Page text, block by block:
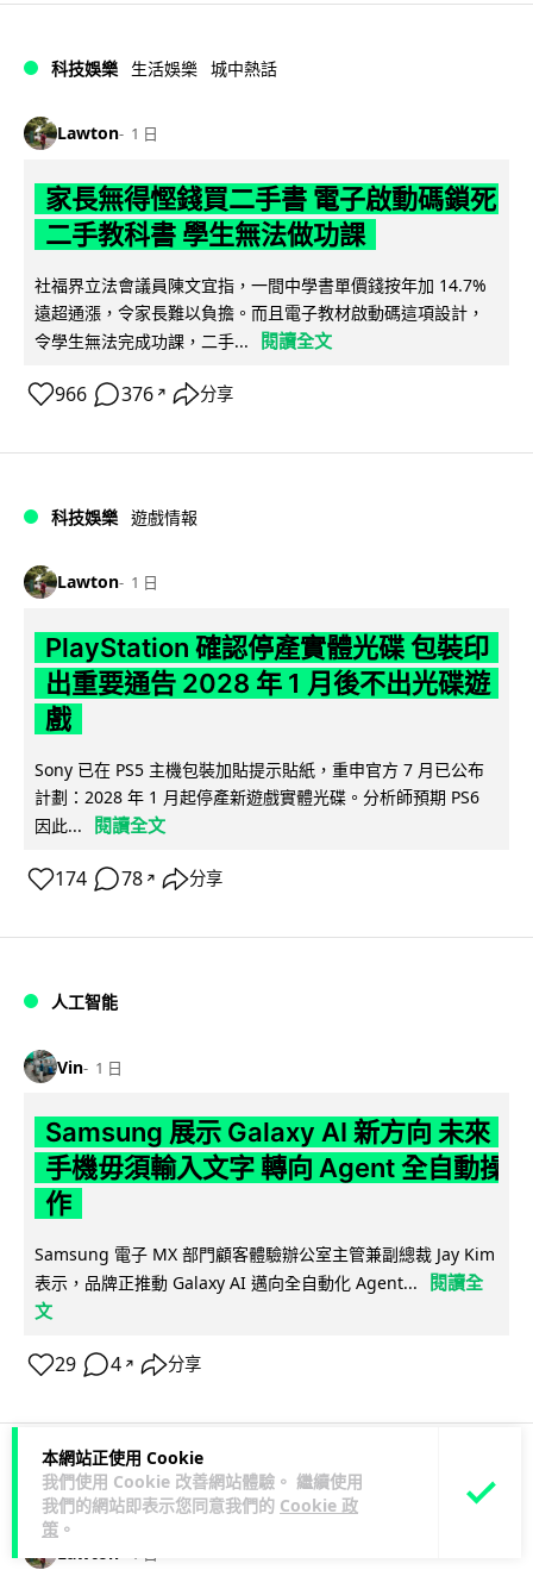
本網站正使用 Cookie
我們使用 Cookie 改善網站體驗。 繼續使用
我們的網站即表示您同意我們的 Cookie 政
策 。
科技娛樂 生活娛樂 城中熱話
Lawton 1 日
家長無得慳錢買二手書 電子啟動碼鎖死
二手教科書 學生無法做功課
社福界立法會議員陳文宜指，一間中學書單價錢按年加 14.7%
遠超通漲，令家長難以負擔。而且電子教材啟動碼這項設計，
令學生無法完成功課，二手...
閱讀全文
966 376 ↗ 分享
科技娛樂 遊戲情報
Lawton 1 日
PlayStation 確認停產實體光碟 包裝印
出重要通告 2028 年 1 月後不出光碟遊
戲
Sony 已在 PS5 主機包裝加貼提示貼紙，重申官方 7 月已公布
計劃：2028 年 1 月起停產新遊戲實體光碟。分析師預期 PS6
因此...
閱讀全文
174 78 ↗ 分享
人工智能
Vin 1 日
Samsung 展示 Galaxy AI 新方向 未來
手機毋須輸入文字 轉向 Agent 全自動操
作
Samsung 電子 MX 部門顧客體驗辦公室主管兼副總裁 Jay Kim
表示，品牌正推動 Galaxy AI 邁向全自動化 Agent...
閱讀全
文
29 4 ↗ 分享
科技娛樂 生活娛樂 城中熱話
1 日